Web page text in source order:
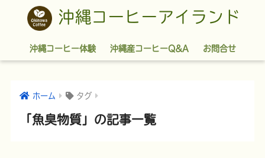
沖縄コーヒーアイランド
沖縄コーヒー体験 沖縄産コーヒーQ&A お問合せ
ホーム タグ
「魚臭物質」の記事一覧